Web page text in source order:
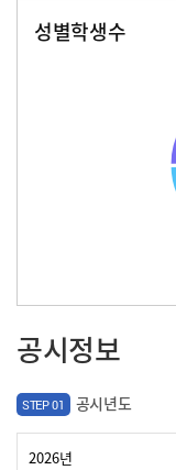
성별학생수
공시정보
STEP 01 공시년도